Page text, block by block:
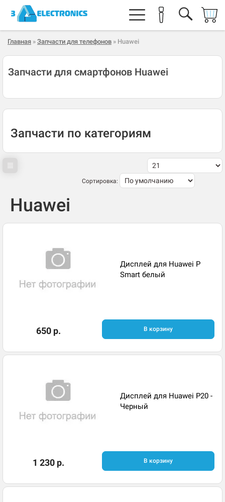
Главная » Запчасти для телефонов » Huawei
Запчасти для смартфонов Huawei
Запчасти по категориям
Сортировка:
Huawei
Дисплей для Huawei P
Smart белый
650 р. В корзину
Дисплей для Huawei P20 -
Черный
1 230 р. В корзину